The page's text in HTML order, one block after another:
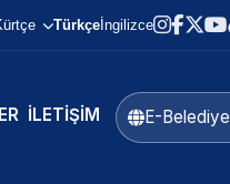
Türkçe İngilizce
İLETIŞIM E-Belediye